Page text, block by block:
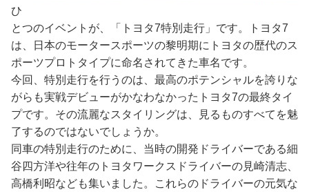
ひ
とつのイベントが、「トヨタ7特別走行」です。トヨタ7
は、日本のモータースポーツの黎明期にトヨタの歴代のス
ポーツプロトタイプに命名されてきた車名です。
今回、特別走行を行うのは、最高のポテンシャルを誇りな
がらも実戦デビューがかなわなかったトヨタ7の最終タイ
プです。その流麗なスタイリングは、見るものすべてを魅
了するのではないでしょうか。
同車の特別走行のために、当時の開発ドライバーである細
谷四方洋や往年のトヨタワークスドライバーの見崎清志、
高橋利昭なども集いました。これらのドライバーの元気な